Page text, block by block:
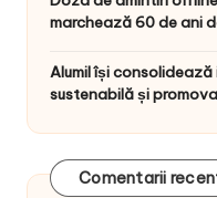
marchează 60 de ani
Alumil își
sustenabilă și
Comentarii